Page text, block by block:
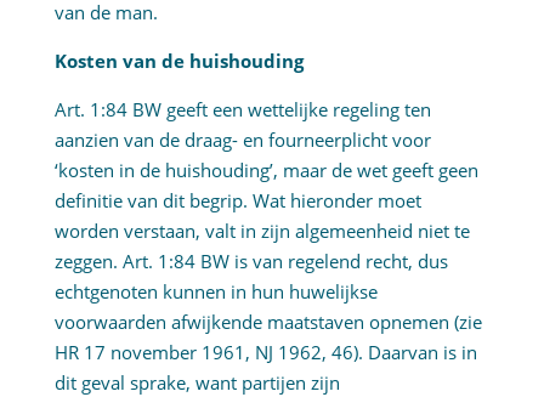
van de man.
Kosten van de huishouding
Art. 1:84 BW geeft een wettelijke regeling ten
aanzien van de draag- en fourneerplicht voor
‘kosten in de huishouding’, maar de wet geeft geen
definitie van dit begrip. Wat hieronder moet
worden verstaan, valt in zijn algemeenheid niet te
zeggen. Art. 1:84 BW is van regelend recht, dus
echtgenoten kunnen in hun huwelijkse
voorwaarden afwijkende maatstaven opnemen (zie
HR 17 november 1961, NJ 1962, 46). Daarvan is in
dit geval sprake, want partijen zijn